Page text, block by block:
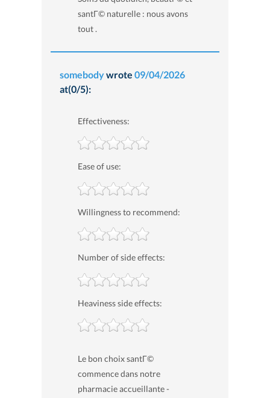
santГ© naturelle : nous avons
tout .
somebodywrote 09/04/2026
at(0/5):
Effectiveness:
Ease of use:
Willingness to recommend:
Number of side effects:
Heaviness side effects:
Le bon choix santГ©
commence dans notre
pharmacie accueillante -